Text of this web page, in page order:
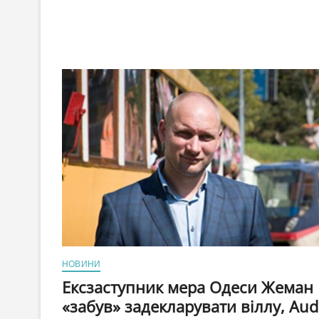
мільярдів
гривень
більше,
ніж
у
2023
НОВИНИ
Ексзаступник мера Одеси Жеман
«забув» задекларувати віллу,